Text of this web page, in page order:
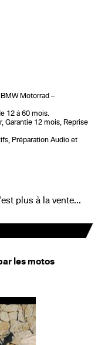
Motorrad –
12 à 60 mois.
Garantie 12 mois, Reprise
Préparation Audio et
plus à la vente...
les motos